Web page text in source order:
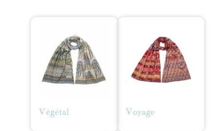
Végétal Voyage